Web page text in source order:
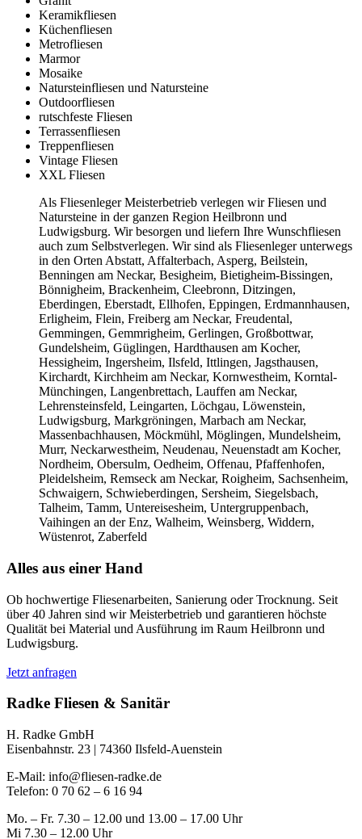
Keramikfliesen
Küchenfliesen
Metrofliesen
Marmor
Mosaike
Natursteinfliesen und Natursteine
Outdoorfliesen
rutschfeste Fliesen
Terrassenfliesen
Treppenfliesen
Vintage Fliesen
XXL Fliesen
Als Fliesenleger Meisterbetrieb verlegen wir Fliesen und
Natursteine in der ganzen Region Heilbronn und
Ludwigsburg. Wir besorgen und liefern Ihre Wunschfliesen
auch zum Selbstverlegen. Wir sind als Fliesenleger unterwegs
in den Orten Abstatt, Affalterbach, Asperg, Beilstein,
Benningen am Neckar, Besigheim, Bietigheim-Bissingen,
Bönnigheim, Brackenheim, Cleebronn, Ditzingen,
Eberdingen, Eberstadt, Ellhofen, Eppingen, Erdmannhausen,
Erligheim, Flein, Freiberg am Neckar, Freudental,
Gemmingen, Gemmrigheim, Gerlingen, Großbottwar,
Gundelsheim, Güglingen, Hardthausen am Kocher,
Hessigheim, Ingersheim, Ilsfeld, Ittlingen, Jagsthausen,
Kirchardt, Kirchheim am Neckar, Kornwestheim, Korntal-
Münchingen, Langenbrettach, Lauffen am Neckar,
Lehrensteinsfeld, Leingarten, Löchgau, Löwenstein,
Ludwigsburg, Markgröningen, Marbach am Neckar,
Massenbachhausen, Möckmühl, Möglingen, Mundelsheim,
Murr, Neckarwestheim, Neudenau, Neuenstadt am Kocher,
Nordheim, Obersulm, Oedheim, Offenau, Pfaffenhofen,
Pleidelsheim, Remseck am Neckar, Roigheim, Sachsenheim,
Schwaigern, Schwieberdingen, Sersheim, Siegelsbach,
Talheim, Tamm, Untereisesheim, Untergruppenbach,
Vaihingen an der Enz, Walheim, Weinsberg, Widdern,
Wüstenrot, Zaberfeld
Alles aus einer Hand
Ob hochwertige Fliesenarbeiten, Sanierung oder Trocknung. Seit
über 40 Jahren sind wir Meisterbetrieb und garantieren höchste
Qualität bei Material und Ausführung im Raum Heilbronn und
Ludwigsburg.
Jetzt anfragen
Radke Fliesen & Sanitär
H. Radke GmbH
Eisenbahnstr. 23 | 74360 Ilsfeld-Auenstein
E-Mail: info@fliesen-radke.de
Telefon: 0 70 62 – 6 16 94
Mo. – Fr. 7.30 – 12.00 und 13.00 – 17.00 Uhr
Mi 7.30 – 12.00 Uhr